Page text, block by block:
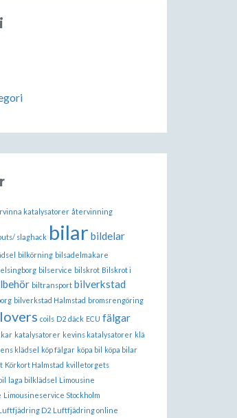
katalysatorer återvinning
slaghack bilar bildelar
bilkörning bilsadelmakare
bilservice bilskrot Bilskrot i
biltransport bilverkstad
bilverkstad Halmstad bromsrengöring
coils D2 däck ECU fälgar
katalysatorer kevins katalysatorer klä
klädsel köp fälgar köpa bil köpa bilar
Körkort Halmstad kvilletorgets
laga bilklädsel Limousine
Limousineservice Stockholm
D2 Luftfjädring online